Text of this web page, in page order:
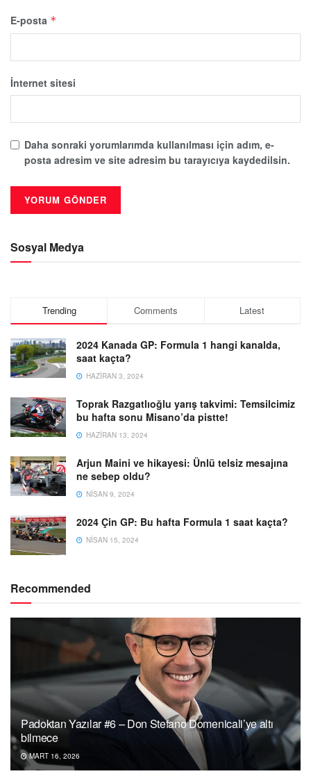
E-posta *
İnternet sitesi
Daha sonraki yorumlarımda kullanılması için adım, e-
posta adresim ve site adresim bu tarayıcıya kaydedilsin.
Sosyal Medya
Trending Comments Latest
2024 Kanada GP: Formula 1 hangi kanalda,
saat kaçta?
HAZIRAN 3, 2024
Toprak Razgatlıoğlu yarış takvimi: Temsilcimiz
bu hafta sonu Misano’da pistte!
HAZIRAN 13, 2024
Arjun Maini ve hikayesi: Ünlü telsiz mesajına
ne sebep oldu?
NISAN 9, 2024
2024 Çin GP: Bu hafta Formula 1 saat kaçta?
NISAN 15, 2024
Recommended
Padoktan Yazılar #6 – Don Stefano Domenicali’ye altı
bilmece
MART 16, 2026